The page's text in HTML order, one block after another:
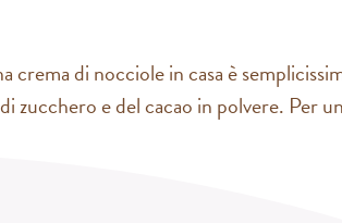
di nocciole in casa è
zucchero e del cacao in polvere. Per